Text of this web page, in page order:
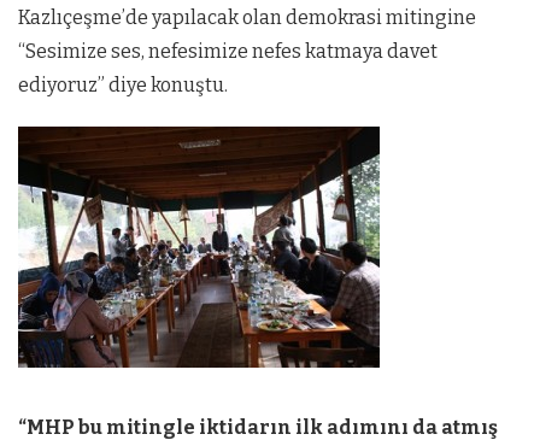
Kazlıçeşme’de yapılacak olan demokrasi mitingine
“Sesimize ses, nefesimize nefes katmaya davet
ediyoruz” diye konuştu.
“MHP bu mitingle iktidarın ilk adımını da atmış